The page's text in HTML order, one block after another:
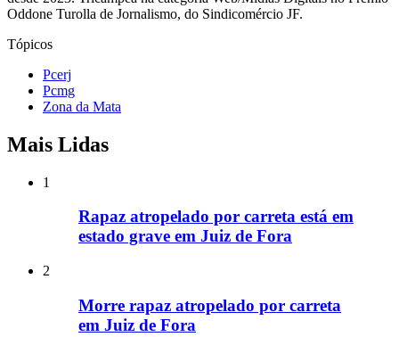
Oddone Turolla de Jornalismo, do Sindicomércio JF.
Tópicos
Pcerj
Pcmg
Zona da Mata
Mais Lidas
1
Rapaz atropelado por carreta está em
estado grave em Juiz de Fora
2
Morre rapaz atropelado por carreta
em Juiz de Fora